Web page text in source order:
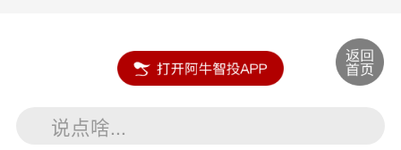
说点啥...